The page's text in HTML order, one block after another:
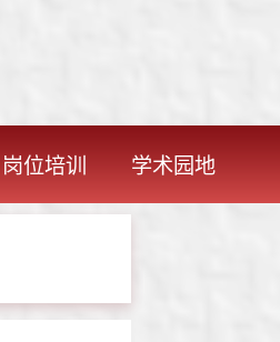
岗位培训 学术园地